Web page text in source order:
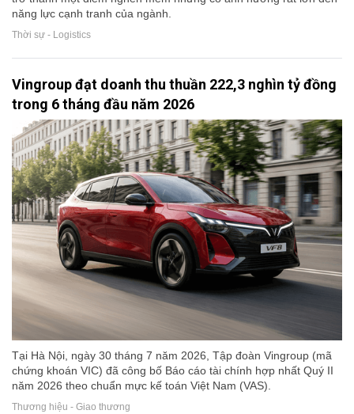
năng lực cạnh tranh của ngành.
Thời sự - Logistics
Vingroup đạt doanh thu thuần 222,3 nghìn tỷ đồng
trong 6 tháng đầu năm 2026
Tại Hà Nội, ngày 30 tháng 7 năm 2026, Tập đoàn Vingroup (mã
chứng khoán VIC) đã công bố Báo cáo tài chính hợp nhất Quý II
năm 2026 theo chuẩn mực kế toán Việt Nam (VAS).
Thương hiệu - Giao thương